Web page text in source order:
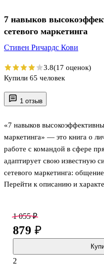
1 отзыв
«7 навыков
маркетинга» — это книга о
работе с командой в сфере
адаптирует свою известную
сетевого маркетинга:
структуры, распределение
личную дисциплину с
лозунгов и отвлечённой теории.
О чём книга
Перейти к описанию и
7 навыков
сетевого маркетинга
Стивен Ричардс Кови
3.8(17 оценок)
Купили 65 человек
1 055 ₽
879 ₽
2